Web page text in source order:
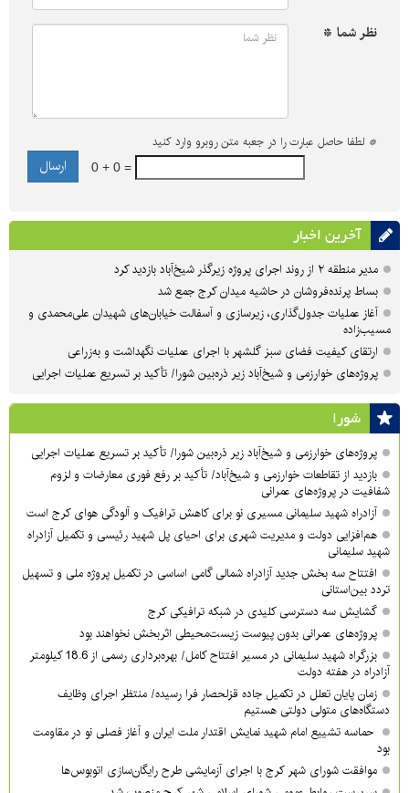
نظر شما *
* لطفا حاصل عبارت را در جعبه متن روبرو وارد کنید
0 + 0 =
آخرین اخبار
مدیر منطقه ۲ از روند اجرای پروژه زیرگذر شیخ‌آباد بازدید کرد
بساط پرنده‌فروشان در حاشیه میدان کرج جمع شد
آغاز عملیات جدول‌گذاری، زیرسازی و آسفالت خیابان‌های شهیدان علی‌محمدی و
مسیب‌زاده
ارتقای کیفیت فضای سبز گلشهر با اجرای عملیات نگهداشت و به‌زراعی
پروژه‌های خوارزمی و شیخ‌آباد زیر ذره‌بین شورا/ تأکید بر تسریع عملیات اجرایی
شورا
پروژه‌های خوارزمی و شیخ‌آباد زیر ذره‌بین شورا/ تأکید بر تسریع عملیات اجرایی
بازدید از تقاطعات خوارزمی و شیخ‌آباد/ تأکید بر رفع فوری معارضات و لزوم
شفافیت در پروژه‌های عمرانی
آزادراه شهید سلیمانی مسیری نو برای کاهش ترافیک و آلودگی هوای کرج است
هم‌افزایی دولت و مدیریت شهری برای احیای پل شهید رئیسی و تکمیل آزادراه
شهید سلیمانی
افتتاح سه بخش جدید آزادراه شمالی گامی اساسی در تکمیل پروژه ملی و تسهیل
تردد بین‌استانی
گشایش سه دسترسی کلیدی در شبکه ترافیکی کرج
پروژه‌های عمرانی بدون پیوست زیست‌محیطی اثربخش نخواهند بود
بزرگراه شهید سلیمانی در مسیر افتتاح کامل/ بهره‌برداری رسمی از 18.6 کیلومتر
آزادراه در هفته دولت
زمان پایان تعلل در تکمیل جاده قزلحصار فرا رسیده/ منتظر اجرای وظایف
دستگاه‌های متولی دولتی هستیم
حماسه تشییع امام شهید نمایش اقتدار ملت ایران و آغاز فصلی نو در مقاومت
بود
موافقت شورای شهر کرج با اجرای آزمایشی طرح رایگان‌سازی اتوبوس‌ها